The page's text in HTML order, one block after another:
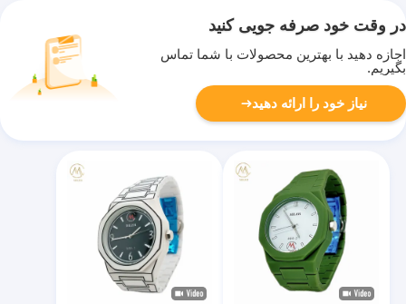
در وقت خود صرفه جویی کنید
اجازه دهید با بهترین محصولات با شما تماس
بگیریم.
نیاز خود را ارائه دهید